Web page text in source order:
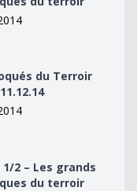
du Terroir
du terroir
1/2 – Les grands
du terroir